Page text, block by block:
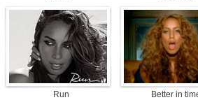
Run Better in